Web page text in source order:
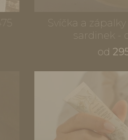
Svíčka a
sardinek -
od